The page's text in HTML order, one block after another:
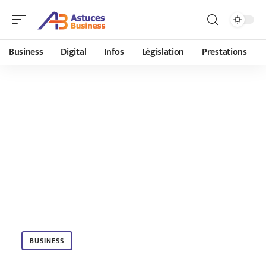
Business Digital Infos Législation Prestations
BUSINESS